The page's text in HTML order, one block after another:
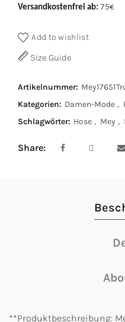
Versandkostenfrei ab: 75€
Add to wishlist
Size Guide
Artikelnummer:
Kategorien: Damen-Mode ,
Schlagwörter: Hose , Mey ,
Share
**Produktbeschreibung: